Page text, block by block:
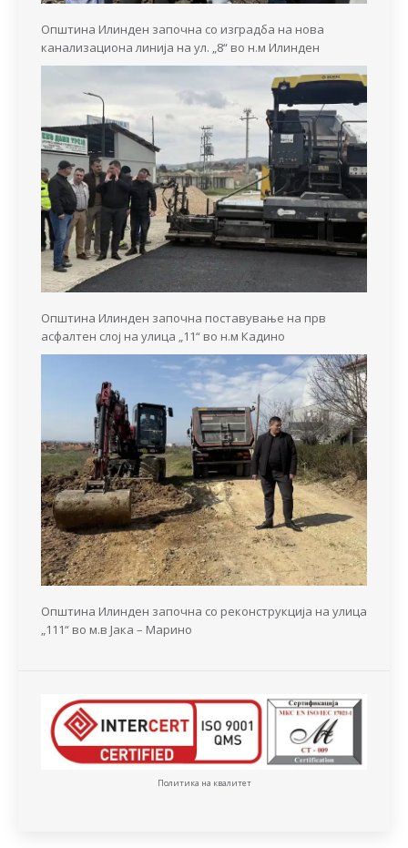
Општина Илинден започна со изградба на нова
канализациона линија на ул. „8“ во н.м Илинден
Општина Илинден започна поставување на прв
асфалтен слој на улица „11“ во н.м Кадино
Општина Илинден започна со реконструкција на улица
„111“ во м.в Јака – Марино
Политика на квалитет